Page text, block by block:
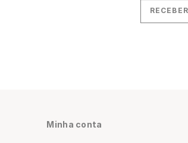
Minha conta